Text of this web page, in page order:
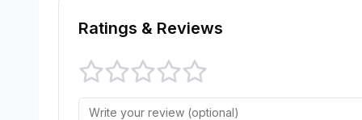
Ratings & Reviews